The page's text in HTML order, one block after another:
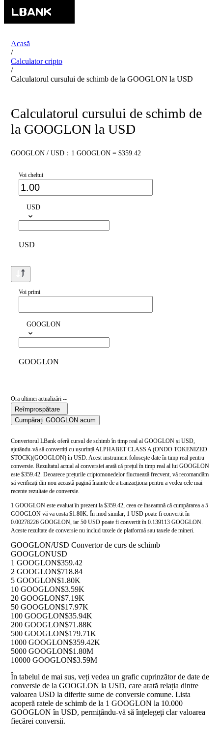
Acasă
/
Calculator cripto
/
Calculatorul cursului de schimb de la GOOGLON la USD
Calculatorul cursului de schimb de
la GOOGLON la USD
GOOGLON / USD：1 GOOGLON = $359.42
Voi cheltui
USD
USD
Voi primi
GOOGLON
GOOGLON
Ora ultimei actualizări --
Reîmprospătare
Cumpărați GOOGLON acum
Convertorul LBank oferă cursul de schimb în timp real al GOOGLON și USD,
ajutându-vă să convertiți cu ușurință ALPHABET CLASS A (ONDO TOKENIZED
STOCK)(GOOGLON) în USD. Acest instrument folosește date în timp real pentru
conversie. Rezultatul actual al conversiei arată că prețul în timp real al lui GOOGLON
este $359.42. Deoarece prețurile criptomonedelor fluctuează frecvent, vă recomandăm
să verificați din nou această pagină înainte de a tranzacționa pentru a vedea cele mai
recente rezultate de conversie.
1 GOOGLON este evaluat în prezent la $359.42, ceea ce înseamnă că cumpărarea a 5
GOOGLON vă va costa $1.80K. În mod similar, 1 USD poate fi convertit în
0.00278226 GOOGLON, iar 50 USD poate fi convertit în 0.139113 GOOGLON.
Aceste rezultate de conversie nu includ taxele de platformă sau taxele de mineri.
GOOGLON/USD Convertor de curs de schimb
GOOGLONUSD
1 GOOGLON$359.42
2 GOOGLON$718.84
5 GOOGLON$1.80K
10 GOOGLON$3.59K
20 GOOGLON$7.19K
50 GOOGLON$17.97K
100 GOOGLON$35.94K
200 GOOGLON$71.88K
500 GOOGLON$179.71K
1000 GOOGLON$359.42K
5000 GOOGLON$1.80M
10000 GOOGLON$3.59M
În tabelul de mai sus, veți vedea un grafic cuprinzător de date de
conversie de la GOOGLON la USD, care arată relația dintre
valoarea USD la diferite sume de conversie comune. Lista
acoperă ratele de schimb de la 1 GOOGLON la 10.000
GOOGLON în USD, permițându-vă să înțelegeți clar valoarea
fiecărei conversii.